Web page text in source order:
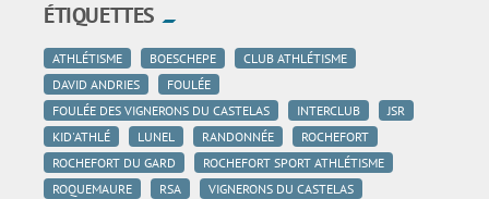
ÉTIQUETTES
ATHLÉTISME BOESCHEPE
CLUB ATHLÉTISME
DAVID ANDRIES
FOULÉE
FOULÉE DES VIGNERONS DU CASTELAS
INTERCLUB
JSR
KID'ATHLÉ
LUNEL RANDONNÉE
ROCHEFORT
ROCHEFORT DU GARD
ROCHEFORT SPORT ATHLÉTISME
ROQUEMAURE
RSA VIGNERONS DU CASTELAS